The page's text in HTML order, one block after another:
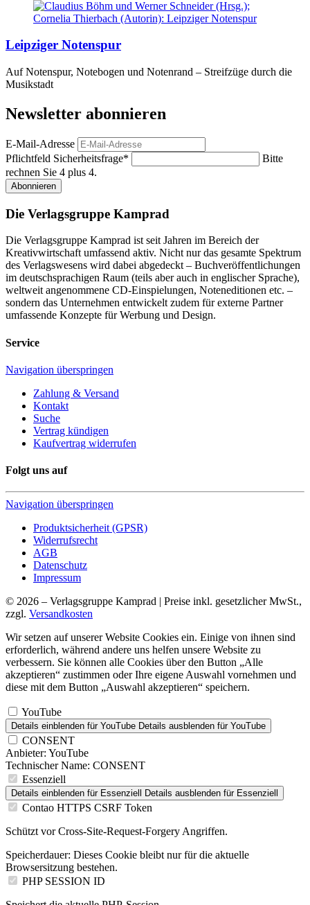
Leipziger Notenspur
Auf Notenspur, Notebogen und Notenrand – Streifzüge durch die
Musikstadt
Newsletter abonnieren
E-Mail-Adresse
Pflichtfeld Sicherheitsfrage*
Bitte
rechnen Sie 4 plus 4.
Abonnieren
Die Verlagsgruppe Kamprad
Die Verlagsgruppe Kamprad ist seit Jahren im Bereich der
Kreativwirtschaft umfassend aktiv. Nicht nur das gesamte Spektrum
des Verlagswesens wird dabei abgedeckt – Buchveröffentlichungen
im deutschsprachigen Raum (teils aber auch in englischer Sprache),
weltweit angenommene CD-Einspielungen, Noteneditionen etc. –
sondern das Unternehmen entwickelt zudem für externe Partner
umfassende Konzepte für Werbung und Design.
Service
Navigation überspringen
Zahlung & Versand
Kontakt
Suche
Vertrag kündigen
Kaufvertrag widerrufen
Folgt uns auf
Navigation überspringen
Produktsicherheit (GPSR)
Widerrufsrecht
AGB
Datenschutz
Impressum
© 2026 – Verlagsgruppe Kamprad | Preise inkl. gesetzlicher MwSt.,
zzgl. Versandkosten
Wir setzen auf unserer Website Cookies ein. Einige von ihnen sind
erforderlich, während andere uns helfen unsere Website zu
verbessern. Sie können alle Cookies über den Button „Alle
akzeptieren“ zustimmen oder Ihre eigene Auswahl vornehmen und
diese mit dem Button „Auswahl akzeptieren“ speichern.
YouTube
Details einblenden für YouTube Details ausblenden für YouTube
CONSENT
Anbieter: YouTube
Technischer Name: CONSENT
Essenziell
Details einblenden für Essenziell Details ausblenden für Essenziell
Contao HTTPS CSRF Token
Schützt vor Cross-Site-Request-Forgery Angriffen.
Speicherdauer: Dieses Cookie bleibt nur für die aktuelle
Browsersitzung bestehen.
PHP SESSION ID